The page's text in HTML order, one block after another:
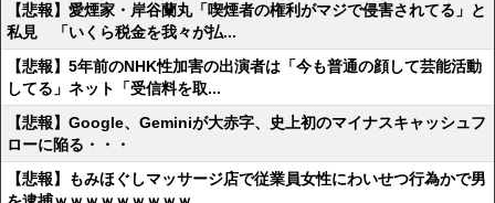
【悲報】愛煙家・岸谷蘭丸「喫煙者の権利がマジで侵害されてる」と
私見 「いくら税金を我々が払...
【悲報】5年前のNHK性加害の出演者は「今も普通の顔して芸能活動
してる」ネット「受信料を取...
【悲報】Google、Geminiが大赤字、史上初のマイナスキャッシュフ
ローに陥る・・・
【悲報】もみほぐしマッサージ店で従業員女性にわいせつ行為かで男